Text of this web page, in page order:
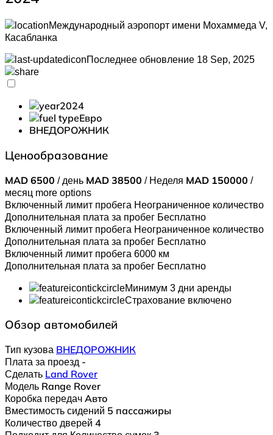
Международный аэропорт имени Мохаммеда V,
Касабланка
Последнее обновление 18 Sep, 2025
2024
Евро
ВНЕДОРОЖНИК
Ценообразование
MAD 6500 / день MAD 38500 / Неделя MAD 150000 /
месяц more options
Включенный лимит пробега Неограниченное количество
Дополнительная плата за пробег Бесплатно
Включенный лимит пробега Неограниченное количество
Дополнительная плата за пробег Бесплатно
Включенный лимит пробега 6000 км
Дополнительная плата за пробег Бесплатно
Минимум 3 дни аренды
Страхование включено
Обзор автомобилей
Тип кузова ВНЕДОРОЖНИК
Плата за проезд -
Сделать Land Rover
Модель Range Rover
Коробка передач Авто
Вместимость сидений 5 пассажиры
Количество дверей 4